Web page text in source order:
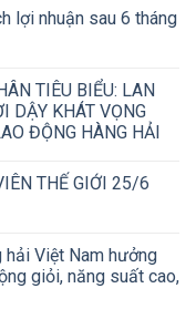
lợi nhuận sau 6 tháng
TIÊU BIỂU: LAN
DẬY KHÁT VỌNG
ĐỘNG HÀNG HẢI
THẾ GIỚI 25/6
hải Việt Nam hưởng
giỏi, năng suất cao,